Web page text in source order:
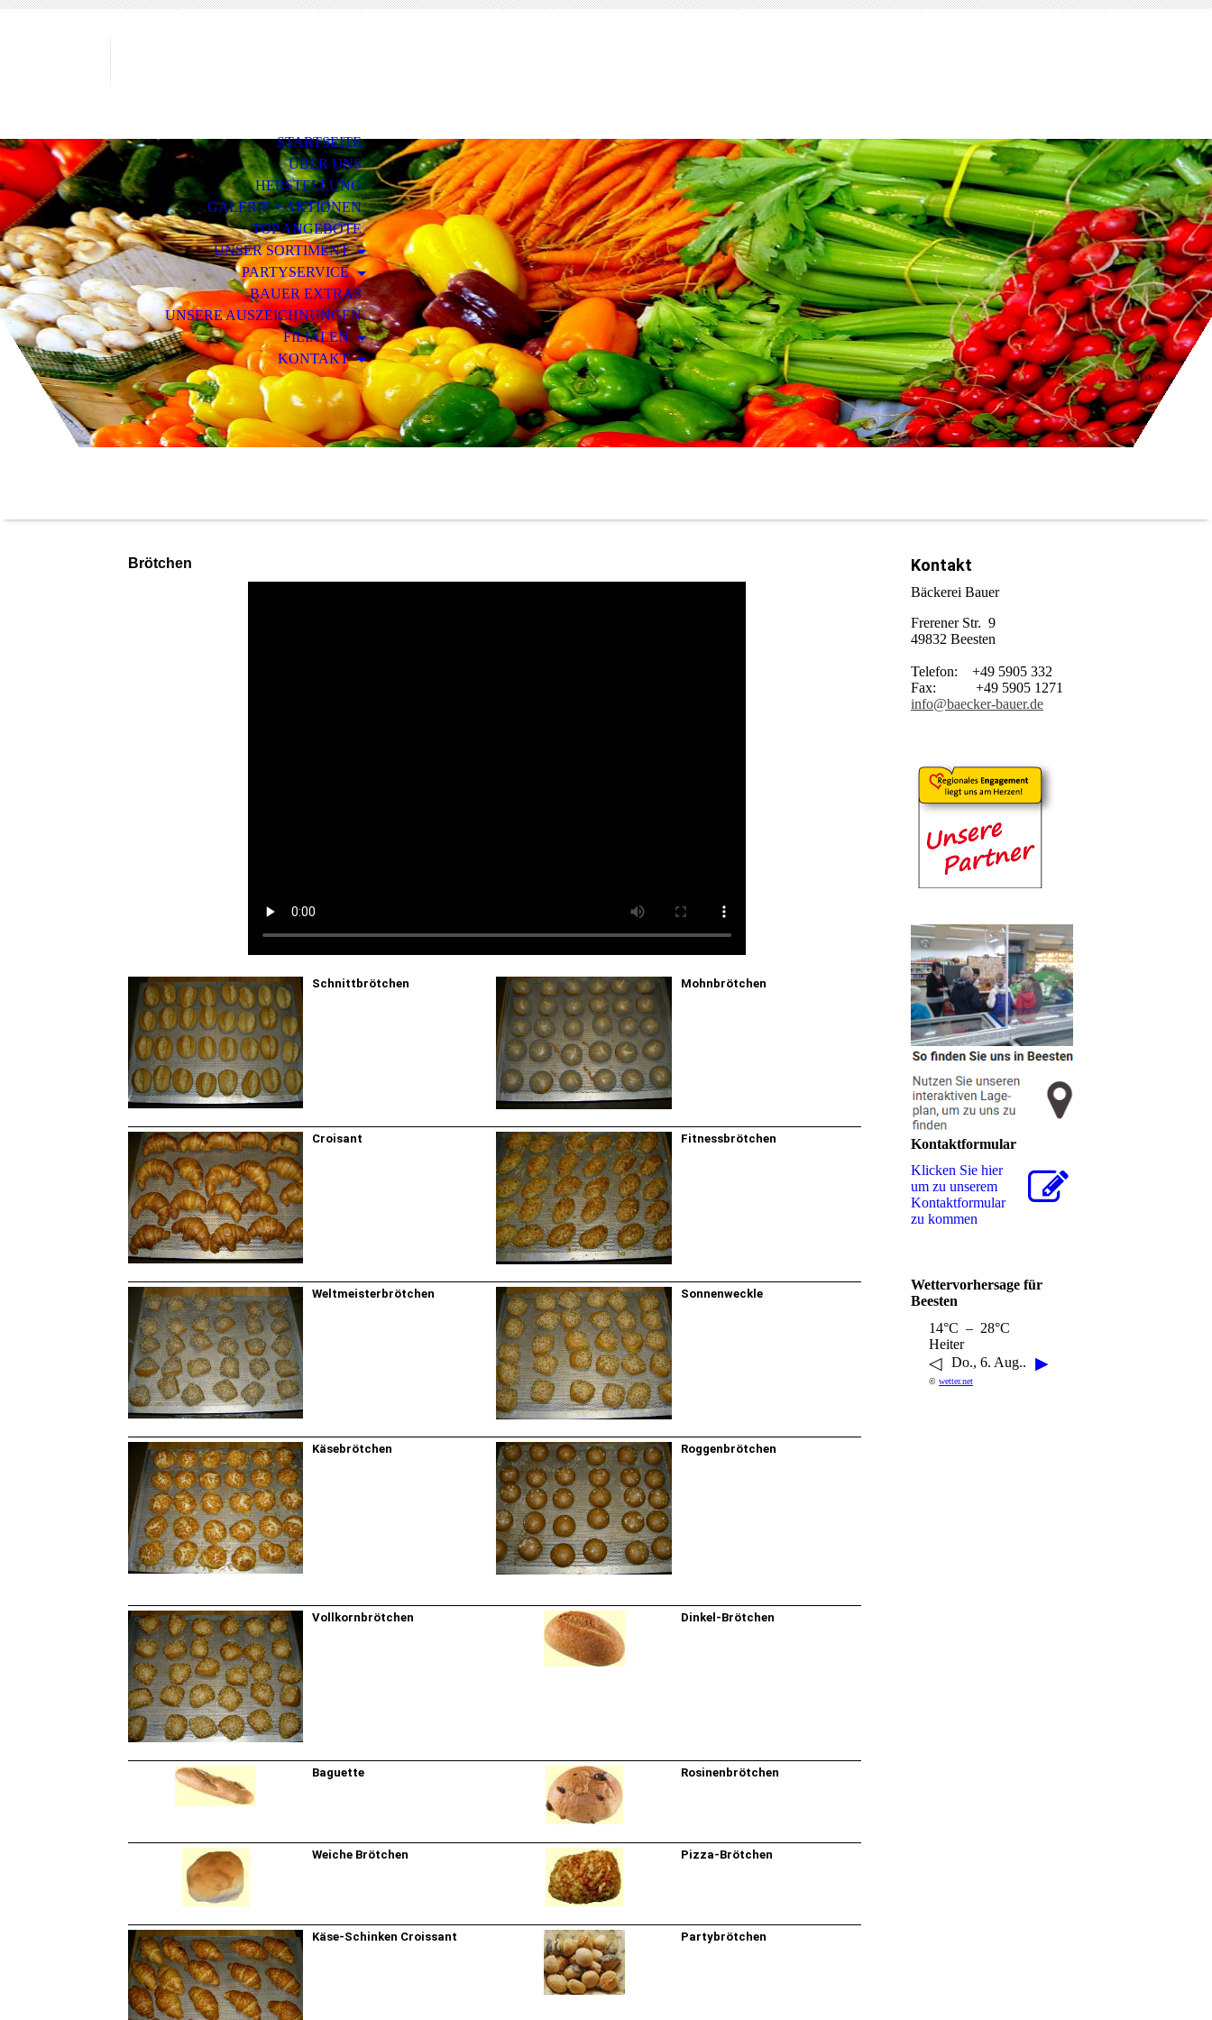
STARTSEITE
ÜBER UNS
HERSTELLUNG
GALERIE + AKTIONEN
TOP ANGEBOTE
UNSER SORTIMENT
PARTYSERVICE
BAUER EXTRAS
UNSERE AUSZEICHNUNGEN
FILIALEN
KONTAKT
Brötchen
Schnittbrötchen Mohnbrötchen
Croisant Fitnessbrötchen
Weltmeisterbrötchen Sonnenweckle
Käsebrötchen Roggenbrötchen
Vollkornbrötchen Dinkel-Brötchen
Baguette Rosinenbrötchen
Weiche Brötchen Pizza-Brötchen
Käse-Schinken Croissant Partybrötchen
Kontakt
Bäckerei Bauer
Frerener Str. 9
49832 Beesten
Telefon: +49 5905 332
Fax: +49 5905 1271
info@baecker-bauer.de
Kontaktformular
Klicken Sie hier
um zu unserem
Kon­takt­for­mu­lar
zu kommen
Wettervorhersage für
Beesten
14°C – 28°C
Heiter
◁ Do., 6. Aug.. ▶
© wetter.net